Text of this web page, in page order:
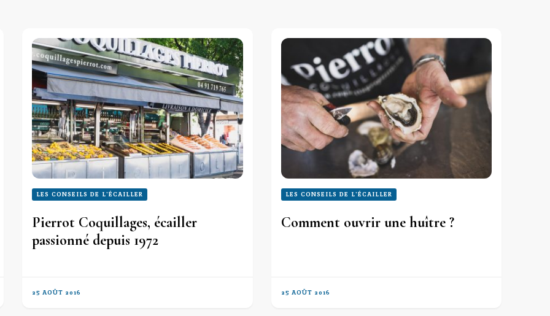
LES CONSEILS DE L'ÉCAILLER
Pierrot Coquillages, écailler
passionné depuis 1972
25 AOÛT 2016
LES CONSEILS DE L'ÉCAILLER
Comment ouvrir une huître ?
25 AOÛT 2016